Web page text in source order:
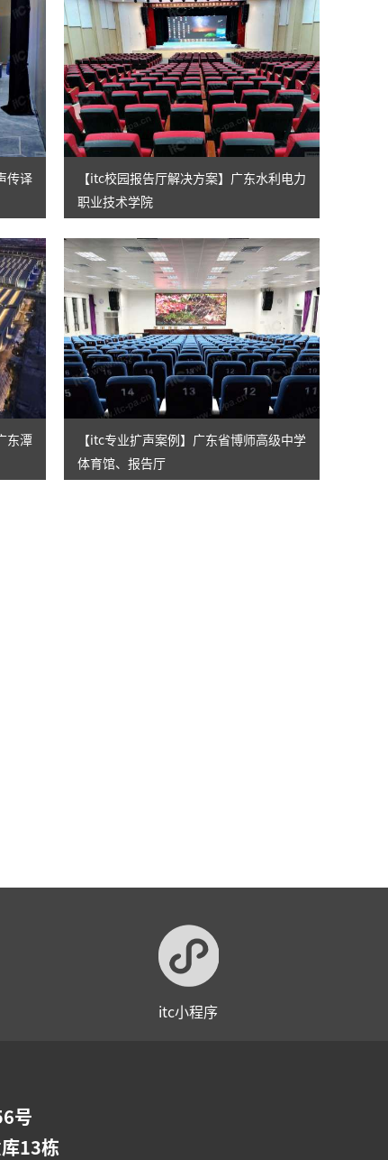
传译
【itc校园报告厅解决方案】广东水利电力
职业技术学院
东潭
【itc专业扩声案例】广东省博师高级中学
体育馆、报告厅
itc小程序
号
13栋